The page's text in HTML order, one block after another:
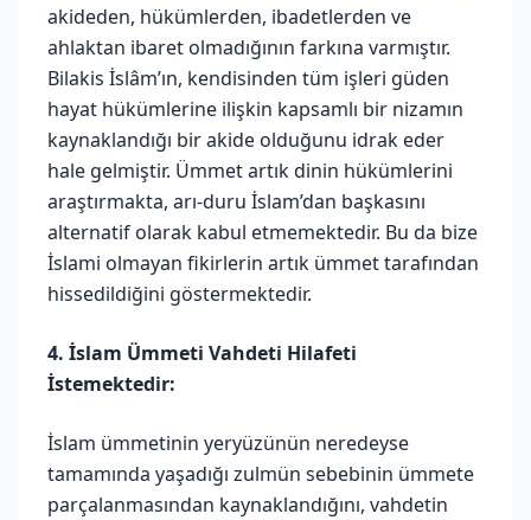
akideden, hükümlerden, ibadetlerden ve
ahlaktan ibaret olmadığının farkına varmıştır.
Bilakis İslâm’ın, kendisinden tüm işleri güden
hayat hükümlerine ilişkin kapsamlı bir nizamın
kaynaklandığı bir akide olduğunu idrak eder
hale gelmiştir. Ümmet artık dinin hükümlerini
araştırmakta, arı-duru İslam’dan başkasını
alternatif olarak kabul etmemektedir. Bu da bize
İslami olmayan fikirlerin artık ümmet tarafından
hissedildiğini göstermektedir.
4. İslam Ümmeti Vahdeti Hilafeti
İstemektedir:
İslam ümmetinin yeryüzünün neredeyse
tamamında yaşadığı zulmün sebebinin ümmete
parçalanmasından kaynaklandığını, vahdetin